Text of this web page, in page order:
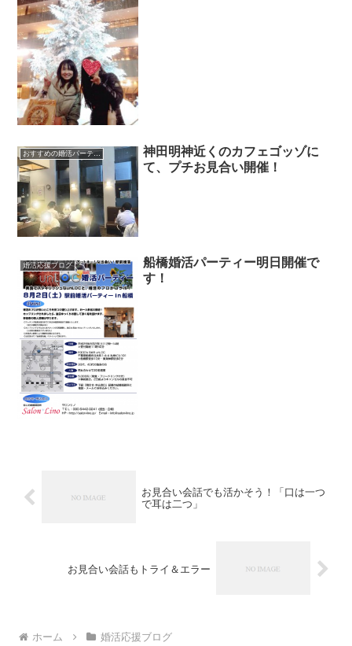
おすすめの婚活パーティー、セミナー
神田明神近くのカフェゴッゾに
て、プチお見合い開催！
婚活応援ブログ
船橋婚活パーティー明日開催で
す！
お見合い会話でも活かそう！「口は一つ
で耳は二つ」
お見合い会話もトライ＆エラー
ホーム 婚活応援ブログ